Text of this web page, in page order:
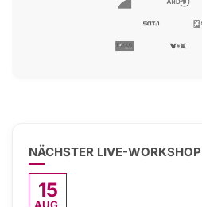
NÄCHSTER LIVE-WORKSHOP
15
AUG.